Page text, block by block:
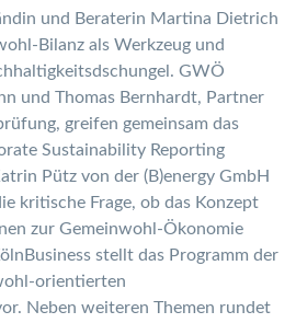
und Beraterin Martina Dietrich
Bilanz als Werkzeug und
GWÖ
und Thomas Bernhardt, Partner
greifen gemeinsam das
Sustainability Reporting
Pütz von der (B)energy GmbH
kritische Frage, ob das Konzept
zur Gemeinwohl-Ökonomie
stellt das Programm der
orientierten
Neben weiteren Themen rundet